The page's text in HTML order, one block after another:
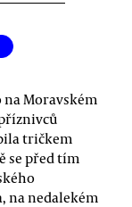
na Moravském
tričkem
se před tím
na nedalekém